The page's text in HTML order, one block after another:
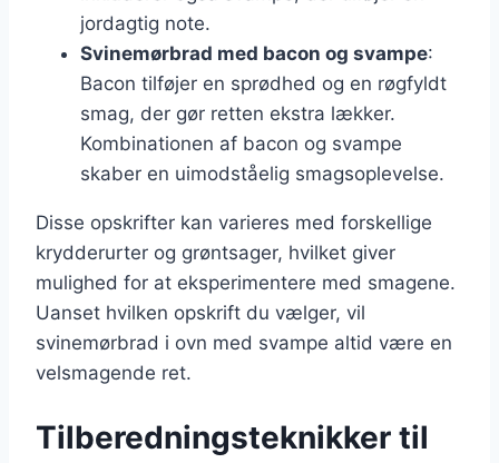
jordagtig note.
Svinemørbrad med bacon og svampe:
Bacon tilføjer en sprødhed og en røgfyldt
smag, der gør retten ekstra lækker.
Kombinationen af bacon og svampe
skaber en uimodståelig smagsoplevelse.
Disse opskrifter kan varieres med forskellige
krydderurter og grøntsager, hvilket giver
mulighed for at eksperimentere med smagene.
Uanset hvilken opskrift du vælger, vil
svinemørbrad i ovn med svampe altid være en
velsmagende ret.
Tilberedningsteknikker til